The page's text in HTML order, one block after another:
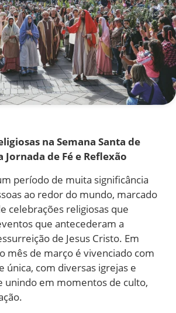
na Semana Santa de
Jornada de Fé e Reflexão
período de muita significância
ao redor do mundo, marcado
celebrações religiosas que
que antecederam a
de Jesus Cristo. Em
mês de março é vivenciado com
única, com diversas igrejas e
unindo em momentos de culto,